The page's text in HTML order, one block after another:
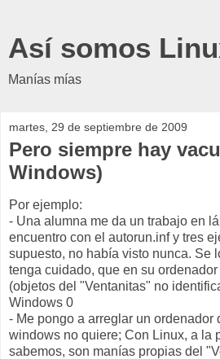
Así somos
Manías mías
martes, 29 de septiembre de 2009
Pero siempre hay
Windows)
Por ejemplo:
- Una alumna me da un trabajo en
encuentro con el autorun.inf y tres
supuesto, no había visto nunca. Se
tenga cuidado, que en su
(objetos del "Ventanitas" no
Windows 0
- Me pongo a arreglar un ordenador
windows no quiere; Con Linux, a la
sabemos, son manías propias del